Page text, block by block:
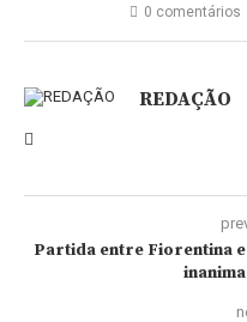
0 comentários
REDAÇÃO
Partida entre Fiorentina